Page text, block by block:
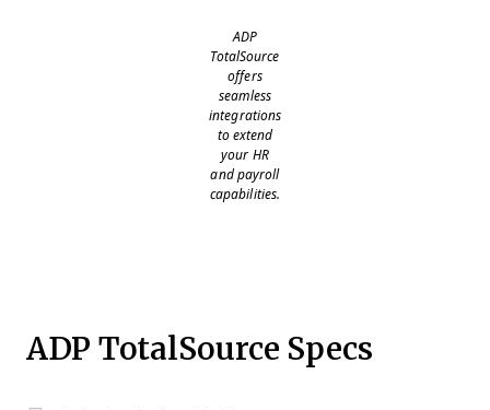
ADP
TotalSource
offers
seamless
integrations
to extend
your HR
and payroll
capabilities.
ADP TotalSource Specs